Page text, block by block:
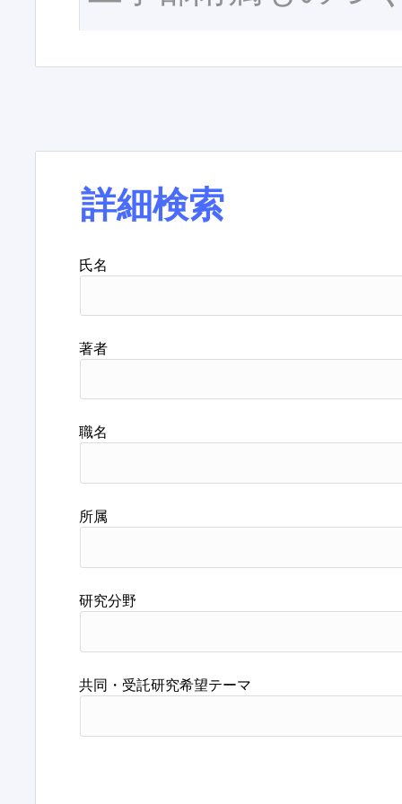
詳細検索
氏名
著者
職名
所属
研究分野
共同・受託研究希望テーマ